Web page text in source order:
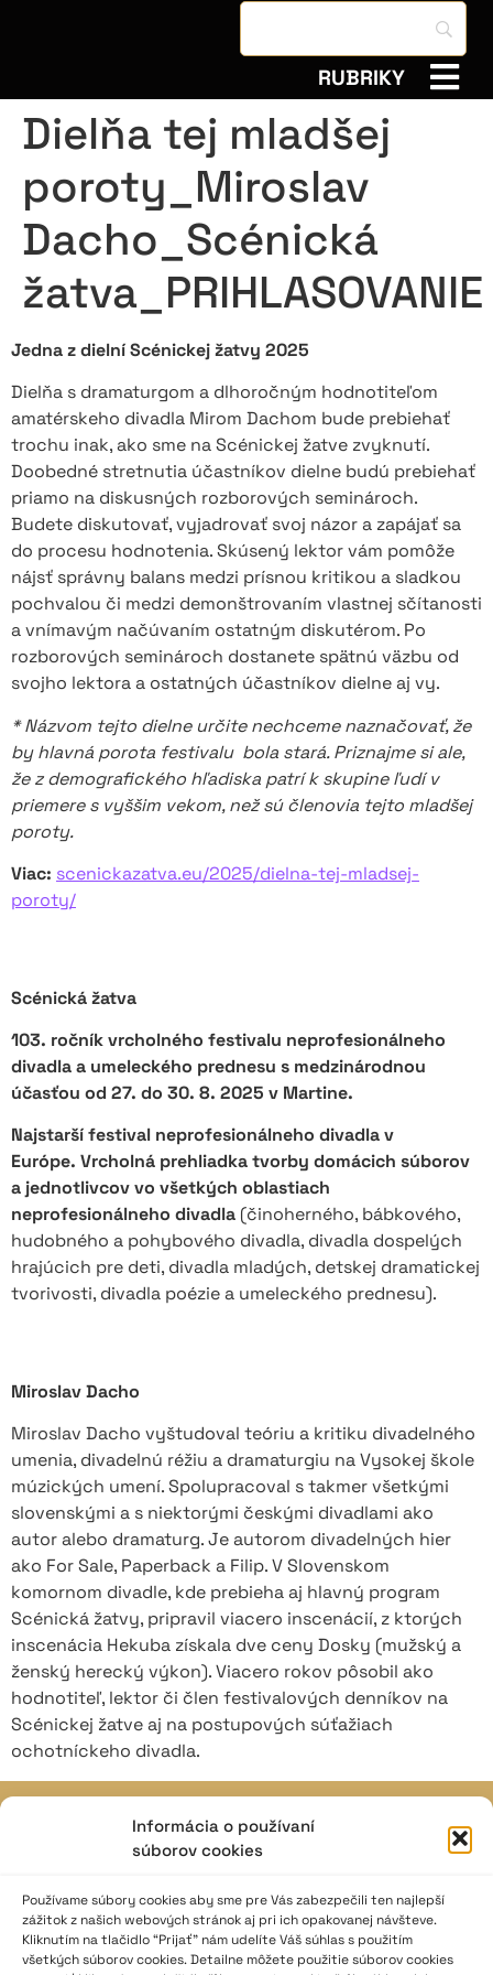
Informácia o používaní
súborov cookies
Používame súbory cookies aby sme pre Vás zabezpečili ten najlepší
zážitok z našich webových stránok aj pri ich opakovanej návšteve.
Kliknutím na tlačidlo “Prijať” nám udelíte Váš súhlas s použitím
všetkých súborov cookies. Detailne môžete použitie súborov cookies
RUBRIKY
Dielňa tej mladšej
poroty_Miroslav
Dacho_Scénická
žatva_PRIHLASOVANIE
Jedna z dielní Scénickej žatvy 2025
Dielňa s dramaturgom a dlhoročným hodnotiteľom
amatérskeho divadla Mirom Dachom bude prebiehať
trochu inak, ako sme na Scénickej žatve zvyknutí.
Doobedné stretnutia účastníkov dielne budú prebiehať
priamo na diskusných rozborových seminároch.
Budete diskutovať, vyjadrovať svoj názor a zapájať sa
do procesu hodnotenia. Skúsený lektor vám pomôže
nájsť správny balans medzi prísnou kritikou a sladkou
pochvalou či medzi demonštrovaním vlastnej sčítanosti
a vnímavým načúvaním ostatným diskutérom. Po
rozborových seminároch dostanete spätnú väzbu od
svojho lektora a ostatných účastníkov dielne aj vy.
* Názvom tejto dielne určite nechceme naznačovať, že
by hlavná porota festivalu bola stará. Priznajme si ale,
že z demografického hľadiska patrí k skupine ľudí v
priemere s vyššim vekom, než sú členovia tejto mladšej
poroty.
Viac: scenickazatva.eu/2025/dielna-tej-mladsej-
poroty/
Scénická žatva
103. ročník vrcholného festivalu neprofesionálneho
divadla a umeleckého prednesu s medzinárodnou
účasťou od 27. do 30. 8. 2025 v Martine.
Najstarší festival neprofesionálneho divadla v
Európe. Vrcholná prehliadka tvorby domácich súborov
a jednotlivcov vo všetkých oblastiach
neprofesionálneho divadla (činoherného, bábkového,
hudobného a pohybového divadla, divadla dospelých
hrajúcich pre deti, divadla mladých, detskej dramatickej
tvorivosti, divadla poézie a umeleckého prednesu).
Miroslav Dacho
Miroslav Dacho vyštudoval teóriu a kritiku divadelného
umenia, divadelnú réžiu a dramaturgiu na Vysokej škole
múzických umení. Spolupracoval s takmer všetkými
slovenskými a s niektorými českými divadlami ako
autor alebo dramaturg. Je autorom divadelných hier
ako For Sale, Paperback a Filip. V Slovenskom
komornom divadle, kde prebieha aj hlavný program
Scénická žatvy, pripravil viacero inscenácií, z ktorých
inscenácia Hekuba získala dve ceny Dosky (mužský a
ženský herecký výkon). Viacero rokov pôsobil ako
hodnotiteľ, lektor či člen festivalových denníkov na
Scénickej žatve aj na postupových súťažiach
ochotníckeho divadla.
e-mail: javisko.noc@nocka.sk
Nám. SNP č. 12, 812 34 Bratislava 1